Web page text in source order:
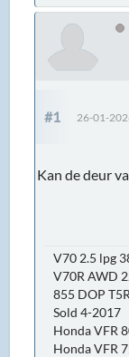
#1 26-01-
Kan de deur
V70 2.5 lpg
V70R AWD
855 DOP
Sold 4-2017
Honda VFR
Honda VFR